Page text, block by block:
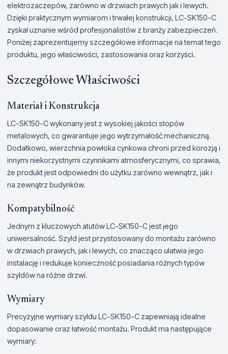
elektrozaczepów, zarówno w drzwiach prawych jak i lewych.
Dzięki praktycznym wymiarom i trwałej konstrukcji, LC-SK150-C
zyskał uznanie wśród profesjonalistów z branży zabezpieczeń.
Poniżej zaprezentujemy szczegółowe informacje na temat tego
produktu, jego właściwości, zastosowania oraz korzyści.
Szczegółowe Właściwości
Materiał i Konstrukcja
LC-SK150-C wykonany jest z wysokiej jakości stopów
metalowych, co gwarantuje jego wytrzymałość mechaniczną.
Dodatkowo, wierzchnia powłoka cynkowa chroni przed korozją i
innymi niekorzystnymi czynnikami atmosferycznymi, co sprawia,
że produkt jest odpowiedni do użytku zarówno wewnątrz, jak i
na zewnątrz budynków.
Kompatybilność
Jednym z kluczowych atutów LC-SK150-C jest jego
uniwersalność. Szyld jest przystosowany do montażu zarówno
w drzwiach prawych, jak i lewych, co znacząco ułatwia jego
instalację i redukuje konieczność posiadania różnych typów
szyldów na różne drzwi.
Wymiary
Precyzyjne wymiary szyldu LC-SK150-C zapewniają idealne
dopasowanie oraz łatwość montażu. Produkt ma następujące
wymiary: